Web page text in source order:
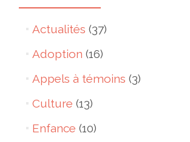
Actualités (37)
Adoption (16)
Appels à témoins (3)
Culture (13)
Enfance (10)